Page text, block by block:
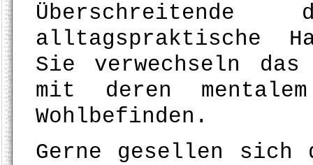
alltagspraktische
Sie verwechseln
mit deren
Wohlbefinden.
Gerne gesellen